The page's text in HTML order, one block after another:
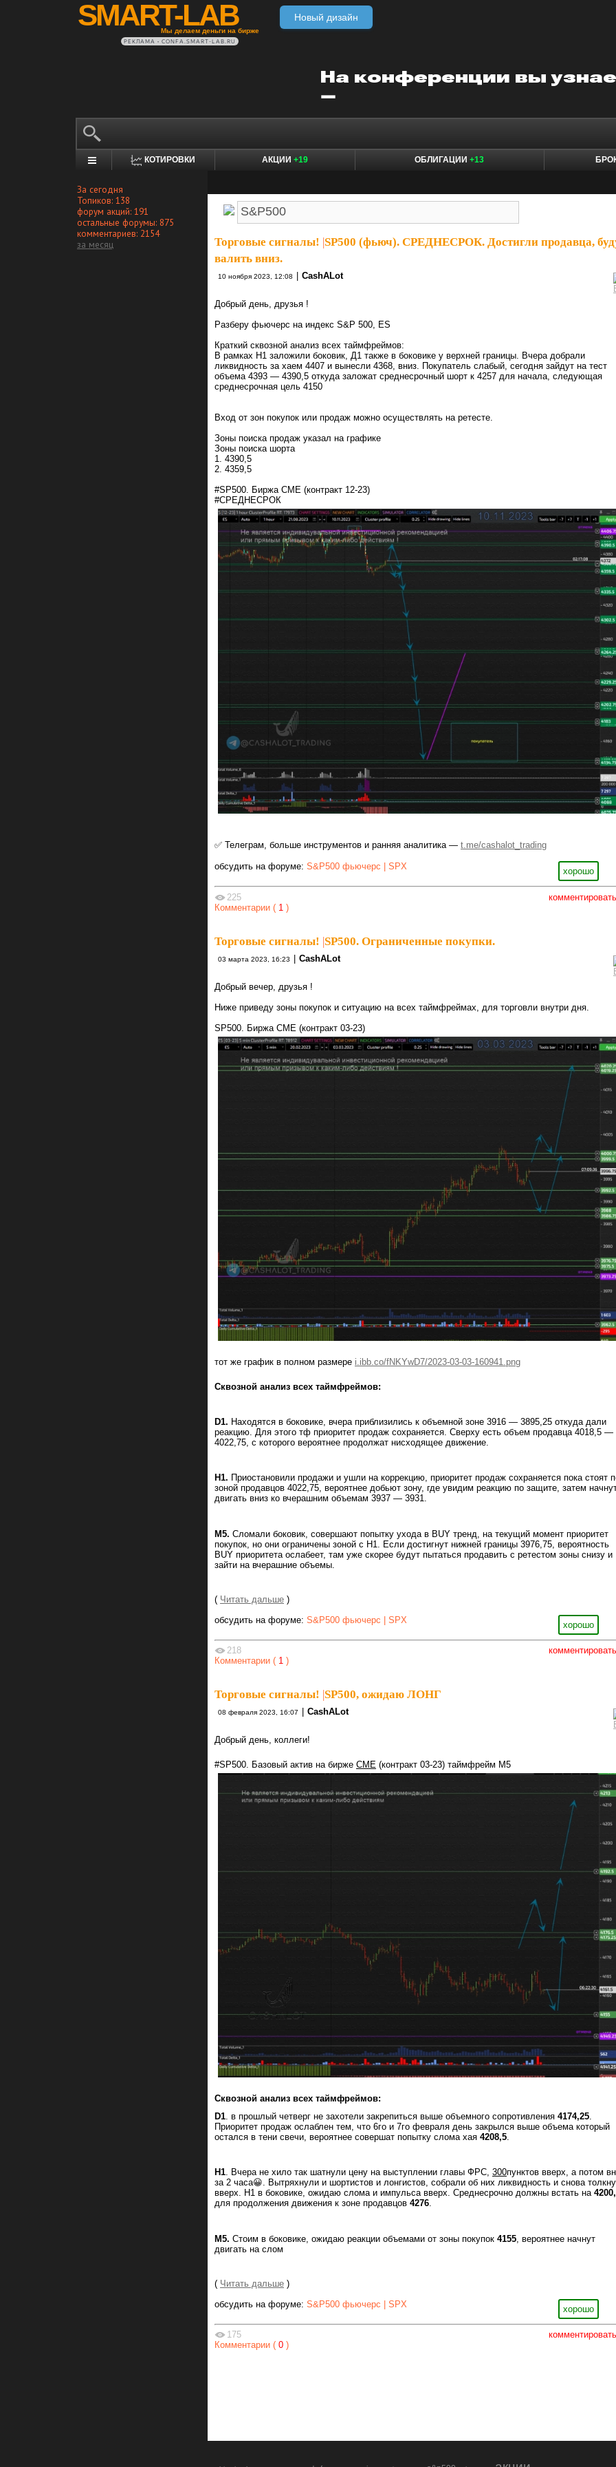
SMART-LAB
Мы делаем деньги на бирже
Новый дизайн
РЕКЛАМА • CONFA.SMART-LAB.RU
КОТИРОВКИ АКЦИИ +19 ОБЛИГАЦИИ +13
За сегодня
Топиков: 138
форум акций: 191
остальные форумы: 875
комментариев: 2154
за месяц
Торговые сигналы! SP500 (фьюч). СРЕДНЕСРОК. Достигли продавца,
валить вниз.
10 ноября 2023, 12:08 CashALot
Добрый день, друзья !
Разберу фьючерс на индекс S&P 500, ES
Краткий сквозной анализ всех таймфреймов:
В рамках Н1 заложили боковик, Д1 также в боковике у верхней границы. Вчера добрали
ликвидность за хаем 4407 и вынесли 4368, вниз. Покупатель слабый, сегодня зайдут на тест
объема 4393 — 4390,5 откуда заложат среднесрочный шорт к 4257 для начала, следующая
среднесрочная цель 4150
Вход от зон покупок или продаж можно осуществлять на ретесте.
Зоны поиска продаж указал на графике
Зоны поиска шорта
1. 4390,5
2. 4359,5
#SP500. Биржа CME (контракт 12-23)
#СРЕДНЕСРОК
✅ Телеграм, больше инструментов и ранняя аналитика — t.me/cashalot_trading
хорошо
обсудить на форуме: S&P500 фьючерс | SPX
комментировать
225
Комментарии ( 1 )
Торговые сигналы! |SP500. Ограниченные покупки.
03 марта 2023, 16:23 | CashALot
Добрый вечер, друзья !
Ниже приведу зоны покупок и ситуацию на всех таймфреймах, для торговли внутри дня.
SP500. Биржа CME (контракт 03-23)
тот же график в полном размере i.ibb.co/fNKYwD7/2023-03-03-160941.png
Сквозной анализ всех таймфреймов:
D1. Находятся в боковике, вчера приблизились к объемной зоне 3916 — 3895,25 откуда дали
реакцию. Для этого тф приоритет продаж сохраняется. Сверху есть объем продавца 4018,5 —
4022,75, с которого вероятнее продолжат нисходящее движение.
Н1. Приостановили продажи и ушли на коррекцию, приоритет продаж сохраняется пока стоят
зоной продавцов 4022,75, вероятнее добьют зону, где увидим реакцию по защите, затем
двигать вниз ко вчерашним объемам 3937 — 3931.
М5. Сломали боковик, совершают попытку ухода в BUY тренд, на текущий момент приоритет
покупок, но они ограничены зоной с Н1. Если достигнут нижней границы 3976,75, вероятность
BUY приоритета ослабеет, там уже скорее будут пытаться продавить с ретестом зоны снизу и
зайти на вчерашние объемы.
( Читать дальше )
хорошо
обсудить на форуме: S&P500 фьючерс | SPX
комментировать
218
Комментарии ( 1 )
Торговые сигналы! SP500, ожидаю ЛОНГ
08 февраля 2023, 16:07 CashALot
Добрый день, коллеги!
#SP500. Базовый актив на бирже CME (контракт 03-23) таймфрейм М5
Сквозной анализ всех таймфреймов:
D1. в прошлый четверг не захотели закрепиться выше объемного сопротивления 4174,25.
Приоритет продаж ослаблен тем, что 6го и 7го февраля день закрылся выше объема который
остался в тени свечи, вероятнее совершат попытку слома хая 4208,5.
Н1. Вчера не хило так шатнули цену на выступлении главы ФРС, 300пунктов вверх, а потом
за 2 часа😀. Вытряхнули и шортистов и лонгистов, собрали об них ликвидность и снова
вверх. Н1 в боковике, ожидаю слома и импульса вверх. Среднесрочно должны встать на
для продолжения движения к зоне продавцов 4276.
М5. Стоим в боковике, ожидаю реакции объемами от зоны покупок 4155 , вероятнее начнут
двигать на слом
( Читать дальше )
хорошо
обсудить на форуме: S&P500 фьючерс | SPX
комментировать
175
Комментарии ( 0 )